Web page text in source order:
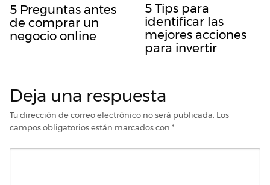
5 Preguntas antes
de comprar un
negocio online
5 Tips para
identificar las
mejores acciones
para invertir
Deja una respuesta
Tu dirección de correo electrónico no será publicada. Los
campos obligatorios están marcados con *